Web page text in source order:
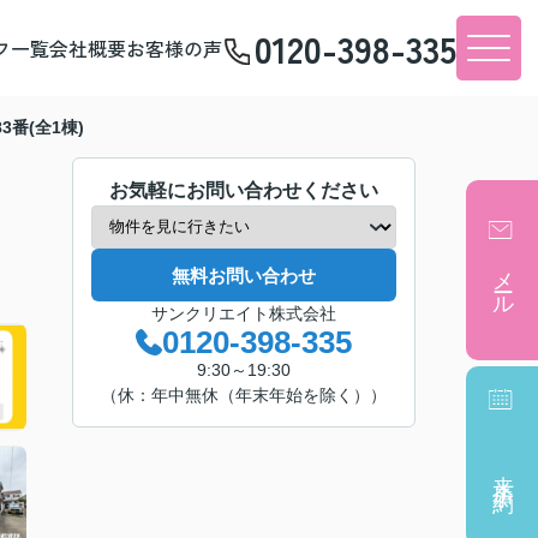
一覧会社概要お客様の声 0120-398-335
番(全1棟)
お気軽にお問い合わせください
無料お問い合わせ
サンクリエイト株式会社
0120-398-335
9:30～19:30
（休：年中無休（年末年始を除く））
メール